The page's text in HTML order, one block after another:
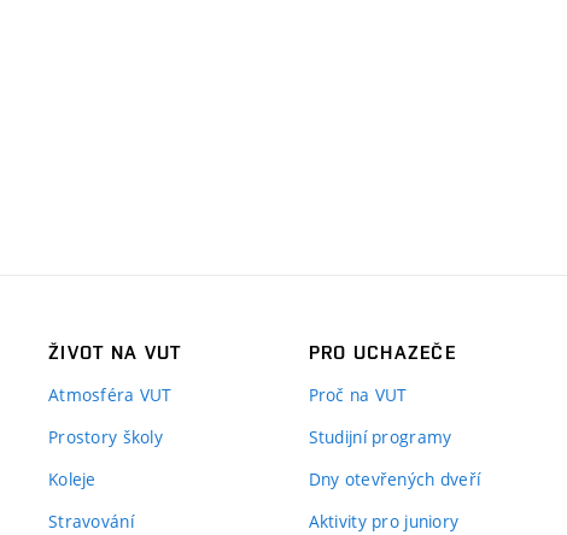
ŽIVOT NA VUT
Atmosféra VUT
Prostory školy
Koleje
Stravování
PRO UCHAZEČE
Proč na VUT
Studijní programy
Dny otevřených dveří
Aktivity pro juniory